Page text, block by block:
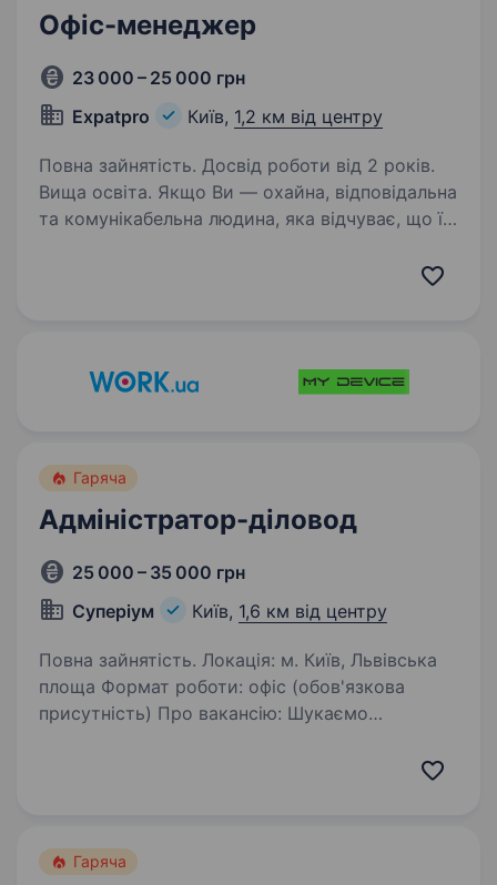
Офіс-менеджер
23 000 – 25 000 грн
Expatpro
Київ, 1,2 км від центру
Повна зайнятість. Досвід роботи від 2 років.
Вища освіта. Якщо Ви — охайна, відповідальна
та комунікабельна людина, яка відчуває, що її
Гаряча
Адміністратор-діловод
25 000 – 35 000 грн
Суперіум
Київ, 1,6 км від центру
Повна зайнятість. Локація: м. Київ, Львівська
площа Формат роботи: офіс (обов'язкова
присутність) Про вакансію: Шукаємо
Гаряча